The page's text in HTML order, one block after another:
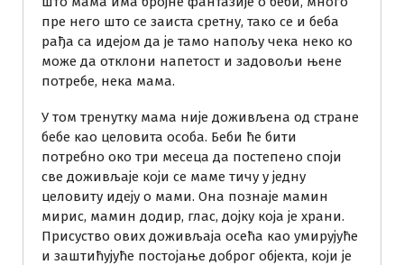
пре него што се заиста сретну, тако се и беба
рађа са идејом да је тамо напољу чека неко ко
може да отклони напетост и задовољи њене
потребе, нека мама.
У том тренутку мама није доживљена од стране
бебе као целовита особа. Беби ће бити
потребно око три месеца да постепено споји
све доживљаје који се маме тичу у једну
целовиту идеју о мами. Она познаје мамин
мирис, мамин додир, глас, дојку која је храни.
Присуство ових доживљаја осећа као умирујуће
и заштићујуће постојање доброг објекта, који је